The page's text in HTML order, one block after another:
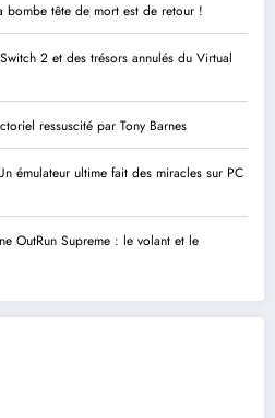
bombe tête de mort est de retour !
2 et des trésors annulés du Virtual
ressuscité par Tony Barnes
émulateur ultime fait des miracles sur PC
OutRun Supreme : le volant et le